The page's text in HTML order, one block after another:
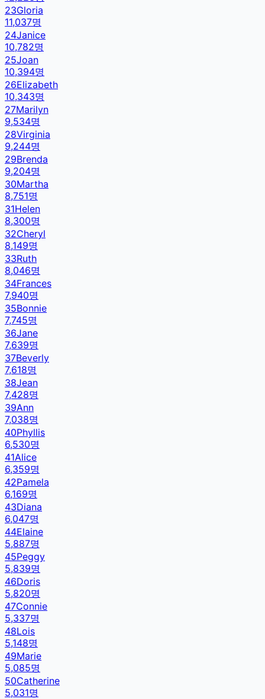
23Gloria
11,037명
24Janice
10,782명
25Joan
10,394명
26Elizabeth
10,343명
27Marilyn
9,534명
28Virginia
9,244명
29Brenda
9,204명
30Martha
8,751명
31Helen
8,300명
32Cheryl
8,149명
33Ruth
8,046명
34Frances
7,940명
35Bonnie
7,745명
36Jane
7,639명
37Beverly
7,618명
38Jean
7,428명
39Ann
7,038명
40Phyllis
6,530명
41Alice
6,359명
42Pamela
6,169명
43Diana
6,047명
44Elaine
5,887명
45Peggy
5,839명
46Doris
5,820명
47Connie
5,337명
48Lois
5,148명
49Marie
5,085명
50Catherine
5,031명